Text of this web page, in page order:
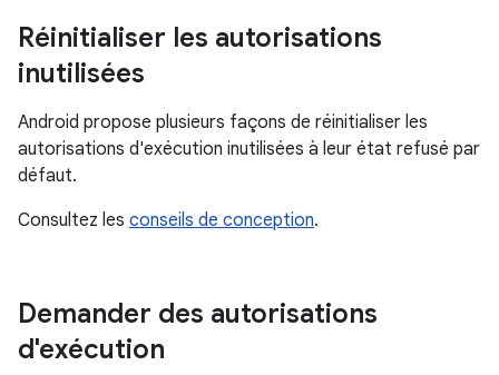
Réinitialiser les autorisations
inutilisées
Android propose plusieurs façons de réinitialiser les
autorisations d'exécution inutilisées à leur état refusé par
défaut.
Consultez les conseils de conception.
Demander des autorisations
d'exécution